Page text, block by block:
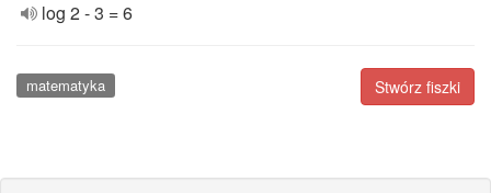
log 2 - 3 = 6
Stwórz fiszki
matematyka